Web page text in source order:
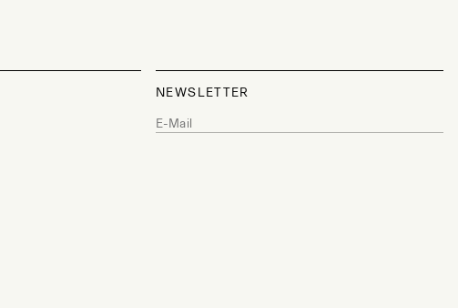
NEWSLETTER